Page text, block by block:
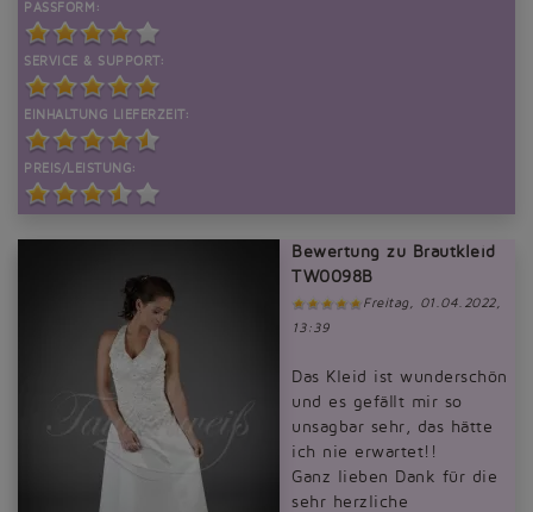
PASSFORM:
SERVICE & SUPPORT:
EINHALTUNG LIEFERZEIT:
PREIS/LEISTUNG:
Bewertung zu Brautkleid
TW0098B
Freitag, 01.04.2022,
13:39
Das Kleid ist wunderschön
und es gefällt mir so
unsagbar sehr, das hätte
ich nie erwartet!!
Ganz lieben Dank für die
sehr herzliche